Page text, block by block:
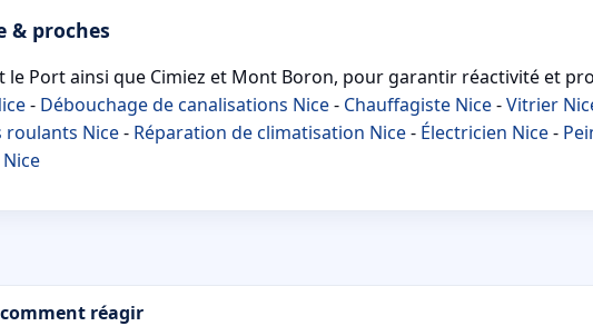
& proches
le Port ainsi que Cimiez et Mont Boron, pour garantir réactivité et
- Débouchage de canalisations Nice- Chauffagiste Nice-Vitrier
roulants Nice- Réparation de climatisation Nice- Électricien Nice-
réagir